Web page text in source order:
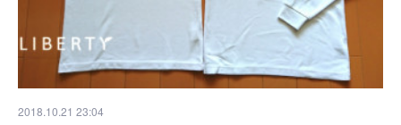
2018.10.21 23:04